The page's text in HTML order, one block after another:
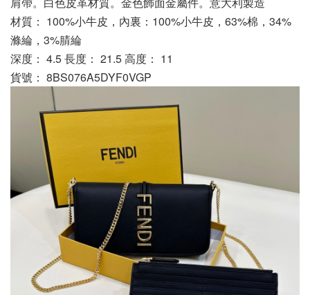
材質： 100%小牛皮，內裏：100%小牛皮，63%棉，34%
滌綸，3%腈綸
深度： 4.5 長度： 21.5 高度： 11
貨號： 8BS076A5DYF0VGP